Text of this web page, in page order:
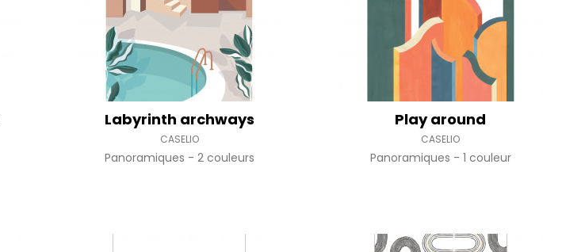
Labyrinth archways
CASELIO
Panoramiques 2 couleurs
Play around
CASELIO
Panoramiques 1 couleur